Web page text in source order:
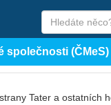
společnosti (ČMeS)
Tater a ostatních